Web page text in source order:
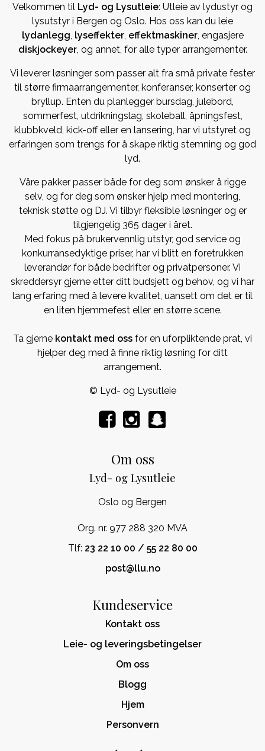
Velkommen til Lyd- og Lysutleie: Utleie av lydustyr og
lysutstyr i Bergen og Oslo. Hos oss kan du leie
lydanlegg, lyseffekter, effektmaskiner, engasjere
diskjockeyer, og annet, for alle typer arrangementer.
Vi leverer løsninger som passer alt fra små private fester
til større firmaarrangementer, konferanser, konserter og
bryllup. Enten du planlegger bursdag, julebord,
sommerfest, utdrikningslag, skoleball, åpningsfest,
klubbkveld, kick-off eller en lansering, har vi utstyret og
erfaringen som trengs for å skape riktig stemning og god
lyd.
Våre pakker passer både for deg som ønsker å rigge
selv, og for deg som ønsker hjelp med montering,
teknisk støtte og DJ. Vi tilbyr fleksible løsninger og er
tilgjengelig 365 dager i året.
Med fokus på brukervennlig utstyr, god service og
konkurransedyktige priser, har vi blitt en foretrukken
leverandør for både bedrifter og privatpersoner. Vi
skreddersyr gjerne etter ditt budsjett og behov, og vi har
lang erfaring med å levere kvalitet, uansett om det er til
en liten hjemmefest eller en større scene.
Ta gjerne kontakt med oss for en uforpliktende prat, vi
hjelper deg med å finne riktig løsning for ditt
arrangement.
© Lyd- og Lysutleie
Om oss
Lyd- og Lysutleie
Oslo og Bergen
Org. nr. 977 288 320 MVA
Tlf: 23 22 10 00 / 55 22 80 00
post@llu.no
Kundeservice
Kontakt oss
Leie- og leveringsbetingelser
Om oss
Blogg
Hjem
Personvern